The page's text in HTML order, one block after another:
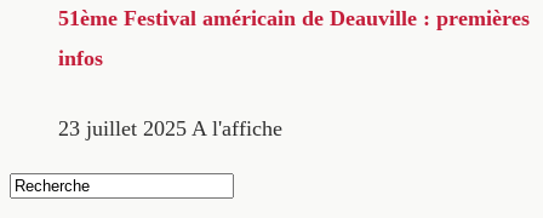
51ème Festival américain de Deauville : premières
infos
23 juillet 2025 A l'affiche